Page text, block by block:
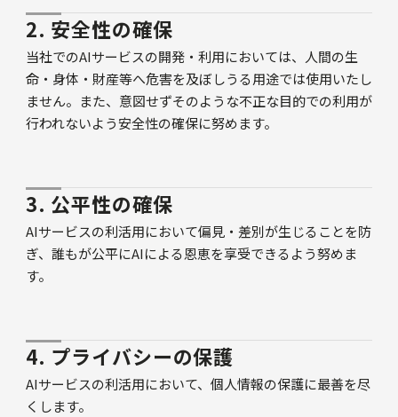
2. 安全性の確保
当社でのAIサービスの開発・利用においては、人間の生
命・身体・財産等へ危害を及ぼしうる用途では使用いたし
ません。また、意図せずそのような不正な目的での利用が
行われないよう安全性の確保に努めます。
3. 公平性の確保
AIサービスの利活用において偏見・差別が生じることを防
ぎ、誰もが公平にAIによる恩恵を享受できるよう努めま
す。
4. プライバシーの保護
AIサービスの利活用において、個人情報の保護に最善を尽
くします。